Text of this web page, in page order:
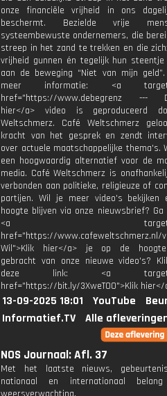
onze financiële vrijheid in ons
beschermt. Bezielde vrije
systeembewuste ondernemers, die
streep in het zand te trekken en die
vrijheid gunnen én tegelijk hun steentje
aan de beweging “Niet van mijn
meer informatie: <a
href="https://www.debegrenz ---
hier</a> video is geproduceerd
Weltschmerz. Café Weltschmerz
kracht van het gesprek en zendt
over actuele maatschappelijke thema's.
een hoogwaardig alternatief voor de
media. Café Weltschmerz is
verbonden aan politieke, religieuze of
partijen. Wil je meer video's bekijken
hoogte blijven via onze nieuwsbrief? Ga
<a
href="https://www.cafeweltschmerz.nl/
Wil">Klik hier</a> je op de
gebracht van onze nieuwe video's?
deze link: <a
href="https://bit.ly/3XweTO0">Klik hier</
13-09-2025 18:01 YouTube
Informatief.TV
Alle
NOS Journaal: Afl. 37
Met het laatste nieuws,
nationaal en internationaal